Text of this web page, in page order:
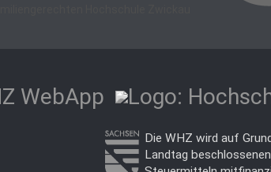
Die WHZ wird auf
Landtag